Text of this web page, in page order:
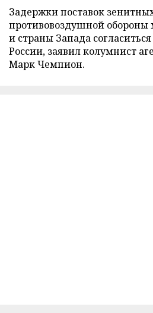
Задержки поставок
противовоздушной обороны
и страны Запада
России, заявил колумнист
Марк Чемпион.